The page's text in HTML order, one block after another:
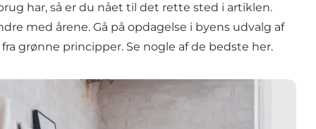
har, så er du nået til det rette sted i artiklen.
med årene. Gå på opdagelse i byens udvalg af
grønne principper. Se nogle af de bedste her.